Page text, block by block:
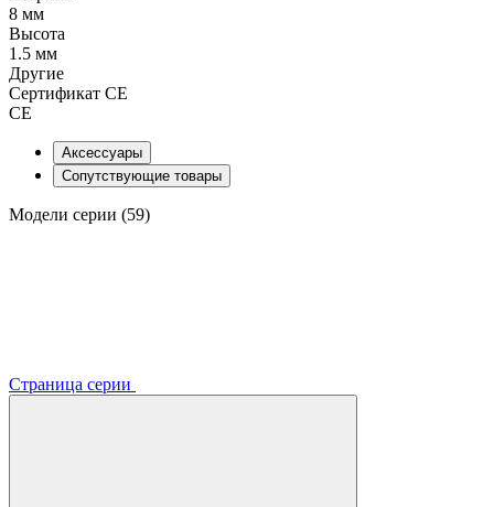
8 мм
Высота
1.5 мм
Другие
Сертификат CE
CE
Аксессуары
Сопутствующие товары
Модели серии (59)
Страница серии